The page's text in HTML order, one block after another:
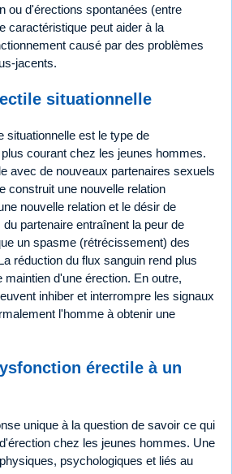
ou d'érections spontanées (entre
caractéristique peut aider à la
causé par des problèmes
jacents.
situationnelle
situationnelle est le type de
courant chez les jeunes hommes.
avec de nouveaux partenaires sexuels
construit une nouvelle relation
nouvelle relation et le désir de
partenaire entraînent la peur de
un spasme (rétrécissement) des
réduction du flux sanguin rend plus
maintien d'une érection. En outre,
inhiber et interrompre les signaux
l'homme à obtenir une
érectile à un
unique à la question de savoir ce qui
chez les jeunes hommes. Une
psychologiques et liés au